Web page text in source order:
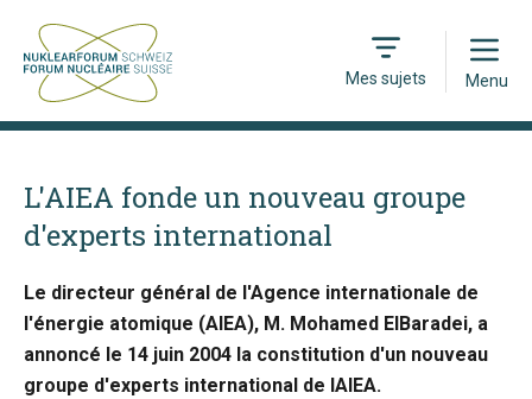
Mes sujets
Open
Menu
L'AIEA fonde un nouveau groupe
d'experts international
Le directeur général de l'Agence internationale de
l'énergie atomique (AIEA), M. Mohamed ElBaradei, a
annoncé le 14 juin 2004 la constitution d'un nouveau
groupe d'experts international de IAIEA.